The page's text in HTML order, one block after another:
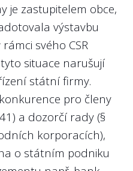
konkrétní
(KPI - key
jako tržby, zisk
týkající se
státní firmy na rok
období?
„Kdo neměří, ten
stanovením
je zastupitelem obce,
výstavbu
svého CSR
situace narušují
státní firmy.
pro členy
a dozorčí rady (§
korporacích),
o státním podniku